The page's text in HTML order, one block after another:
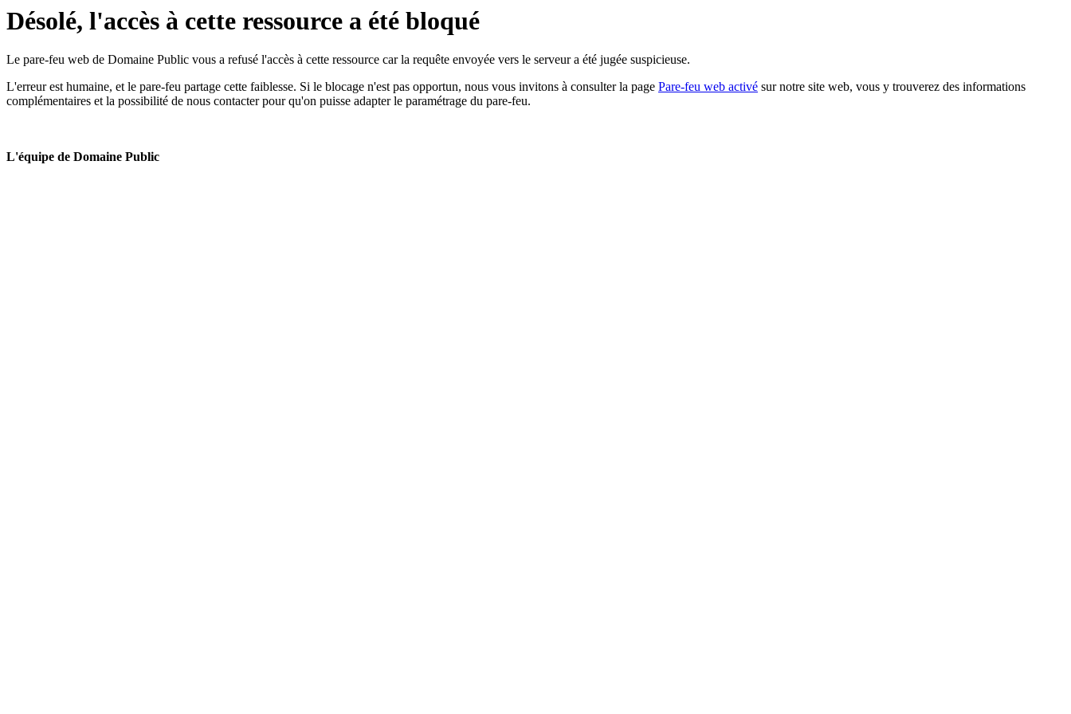
Désolé, l'accès à cette ressource a été bloqué
Le pare-feu web de Domaine Public vous a refusé l'accès à cette ressource car la requête envoyée vers le serveur a été jugée suspicieuse.
L'erreur est humaine, et le pare-feu partage cette faiblesse. Si le blocage n'est pas opportun, nous vous invitons à consulter la page Pare-feu web activé sur notre site web, vous y trouverez des informations
complémentaires et la possibilité de nous contacter pour qu'on puisse adapter le paramétrage du pare-feu.
L'équipe de Domaine Public